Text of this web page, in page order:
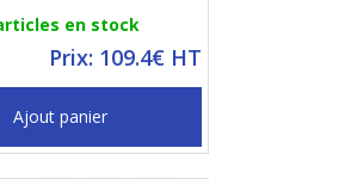
en stock
Prix: 109.4€ HT
Ajout panier